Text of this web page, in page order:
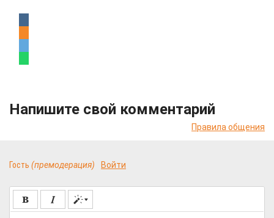
Напишите свой комментарий
Правила общения
Гость (премодерация) Войти